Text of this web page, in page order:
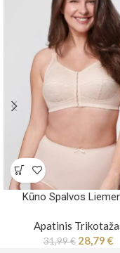
Kūno Spalvos
Apatinis
31,99€ 28,79 €